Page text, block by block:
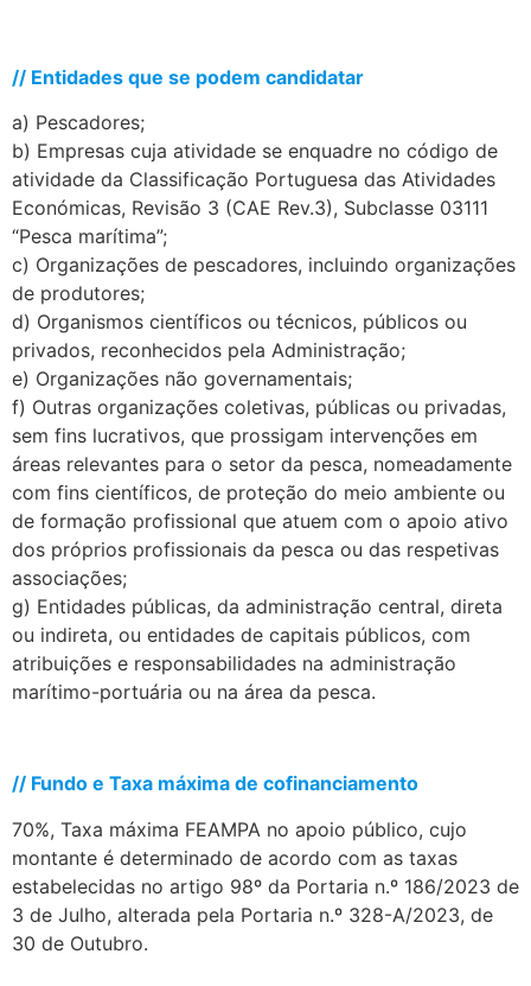
// Entidades que se podem candidatar
a) Pescadores;
b) Empresas cuja atividade se enquadre no código de
atividade da Classificação Portuguesa das Atividades
Económicas, Revisão 3 (CAE Rev.3), Subclasse 03111
“Pesca marítima”;
c) Organizações de pescadores, incluindo organizações
de produtores;
d) Organismos científicos ou técnicos, públicos ou
privados, reconhecidos pela Administração;
e) Organizações não governamentais;
f) Outras organizações coletivas, públicas ou privadas,
sem fins lucrativos, que prossigam intervenções em
áreas relevantes para o setor da pesca, nomeadamente
com fins científicos, de proteção do meio ambiente ou
de formação profissional que atuem com o apoio ativo
dos próprios profissionais da pesca ou das respetivas
associações;
g) Entidades públicas, da administração central, direta
ou indireta, ou entidades de capitais públicos, com
atribuições e responsabilidades na administração
marítimo-portuária ou na área da pesca.
// Fundo e Taxa máxima de cofinanciamento
70%, Taxa máxima FEAMPA no apoio público, cujo
montante é determinado de acordo com as taxas
estabelecidas no artigo 98º da Portaria n.º 186/2023 de
3 de Julho, alterada pela Portaria n.º 328-A/2023, de
30 de Outubro.